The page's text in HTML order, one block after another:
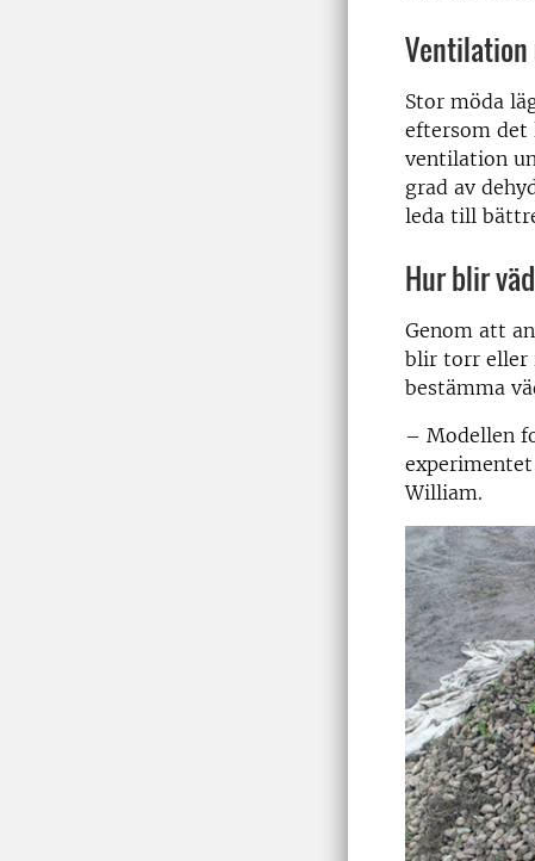
Stor möda
eftersom det
ventilation
grad av
leda till
Hur blir
Genom att
blir torr eller
bestämma
– Modellen
William.